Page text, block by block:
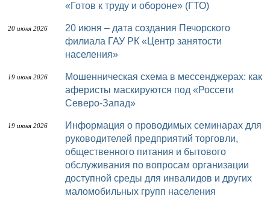
«Готов к труду и обороне» (ГТО)
20 июня 2026
20 июня – дата создания Печорского
филиала ГАУ РК «Центр занятости
населения»
19 июня 2026
Мошенническая схема в мессенджерах: как
аферисты маскируются под «Россети
Северо-Запад»
19 июня 2026
Информация о проводимых семинарах для
руководителей предприятий торговли,
общественного питания и бытового
обслуживания по вопросам организации
доступной среды для инвалидов и других
маломобильных групп населения